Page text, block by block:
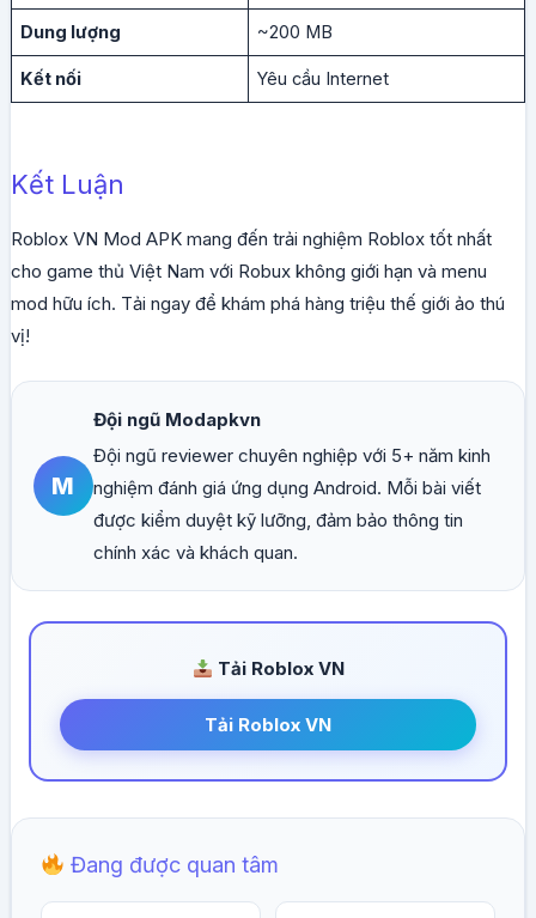
Dung lượng ~200 MB
Kết nối Yêu cầu Internet
Kết Luận
Roblox VN Mod APK mang đến trải nghiệm Roblox tốt nhất
cho game thủ Việt Nam với Robux không giới hạn và menu
mod hữu ích. Tải ngay để khám phá hàng triệu thế giới ảo thú
vị!
M
Đội ngũ Modapkvn
Đội ngũ reviewer chuyên nghiệp với 5+ năm kinh
nghiệm đánh giá ứng dụng Android. Mỗi bài viết
được kiểm duyệt kỹ lưỡng, đảm bảo thông tin
chính xác và khách quan.
Tải Roblox VN
Tải Roblox VN
Đang được quan tâm